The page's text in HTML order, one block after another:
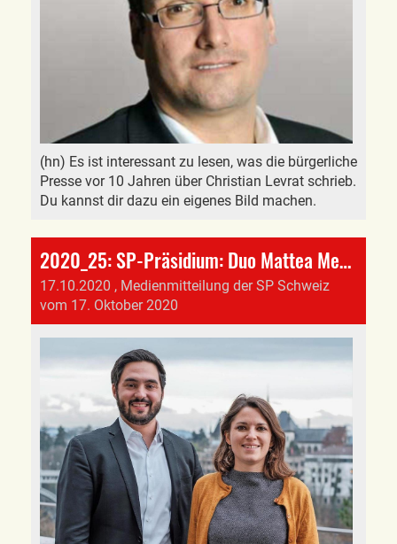
(hn) Es ist interessant zu lesen, was die bürgerliche
Presse vor 10 Jahren über Christian Levrat schrieb.
Du kannst dir dazu ein eigenes Bild machen.
2020_25: SP-Präsidium: Duo Mattea Meyer und Cédric Wermuth folgt auf Christian Levrat
17.10.2020 , Medienmitteilung der SP Schweiz
vom 17. Oktober 2020